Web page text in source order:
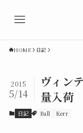
HOME 日記
ヴィン
量入荷
2015
5/14
日記 Ball Kerr